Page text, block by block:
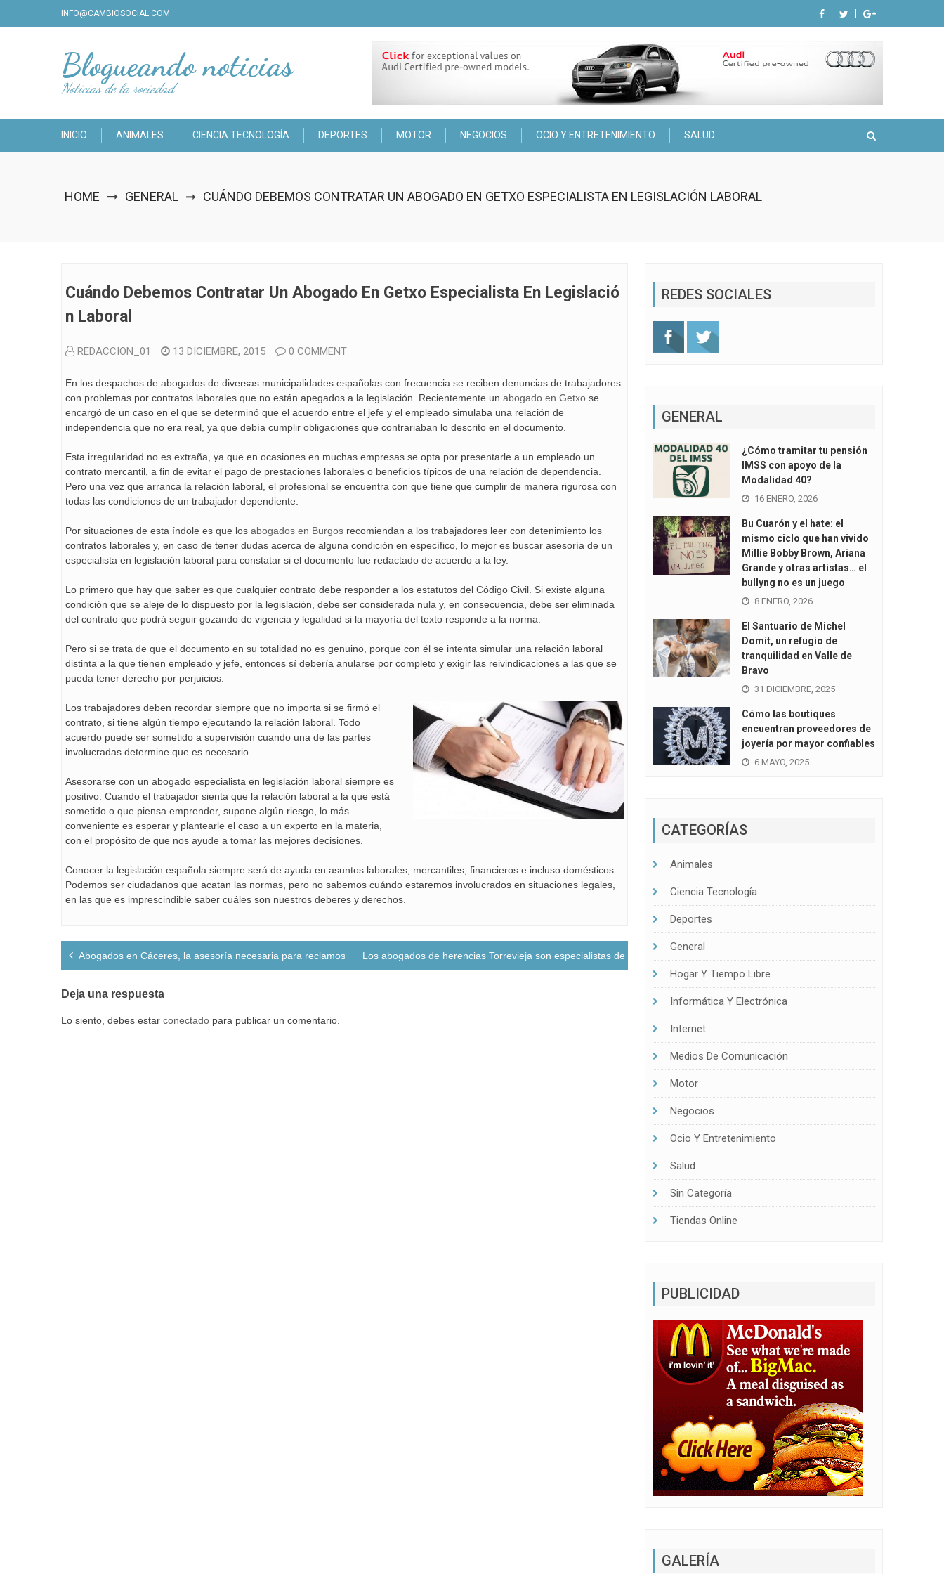
INFO@CAMBIOSOCIAL.COM
Blogueando noticias
Noticias de la sociedad
INICIO ANIMALES CIENCIA TECNOLOGÍA DEPORTES MOTOR NEGOCIOS OCIO Y ENTRETENIMIENTO SALUD
HOME GENERAL ➞ CUÁNDO DEBEMOS CONTRATAR UN ABOGADO EN GETXO ESPECIALISTA EN LEGISLACIÓN LABORAL
Cuándo Debemos Contratar Un Abogado En Getxo Especialista En Legislació
N Laboral
REDACCION_01 13 DICIEMBRE, 2015 0 COMMENT
En los despachos de abogados de diversas municipalidades españolas con frecuencia se reciben denuncias de trabajadores
con problemas por contratos laborales que no están apegados a la legislación. Recientemente un abogado en Getxo se
encargó de un caso en el que se determinó que el acuerdo entre el jefe y el empleado simulaba una relación de
independencia que no era real, ya que debía cumplir obligaciones que contrariaban lo descrito en el documento.
Esta irregularidad no es extraña, ya que en ocasiones en muchas empresas se opta por presentarle a un empleado un
contrato mercantil, a fin de evitar el pago de prestaciones laborales o beneficios típicos de una relación de dependencia.
Pero una vez que arranca la relación laboral, el profesional se encuentra con que tiene que cumplir de manera rigurosa con
todas las condiciones de un trabajador dependiente.
Por situaciones de esta índole es que los abogados en Burgos recomiendan a los trabajadores leer con detenimiento los
contratos laborales y, en caso de tener dudas acerca de alguna condición en específico, lo mejor es buscar asesoría de un
especialista en legislación laboral para constatar si el documento fue redactado de acuerdo a la ley.
Lo primero que hay que saber es que cualquier contrato debe responder a los estatutos del Código Civil. Si existe alguna
condición que se aleje de lo dispuesto por la legislación, debe ser considerada nula y, en consecuencia, debe ser eliminada
del contrato que podrá seguir gozando de vigencia y legalidad si la mayoría del texto responde a la norma.
Pero si se trata de que el documento en su totalidad no es genuino, porque con él se intenta simular una relación laboral
distinta a la que tienen empleado y jefe, entonces sí debería anularse por completo y exigir las reivindicaciones a las que se
pueda tener derecho por perjuicios.
Los trabajadores deben recordar siempre que no importa si se firmó el
contrato, si tiene algún tiempo ejecutando la relación laboral. Todo
acuerdo puede ser sometido a supervisión cuando una de las partes
involucradas determine que es necesario.
Asesorarse con un abogado especialista en legislación laboral siempre es
positivo. Cuando el trabajador sienta que la relación laboral a la que está
sometido o que piensa emprender, supone algún riesgo, lo más
conveniente es esperar y plantearle el caso a un experto en la materia,
con el propósito de que nos ayude a tomar las mejores decisiones.
Conocer la legislación española siempre será de ayuda en asuntos laborales, mercantiles, financieros e incluso domésticos.
Podemos ser ciudadanos que acatan las normas, pero no sabemos cuándo estaremos involucrados en situaciones legales,
en las que es imprescindible saber cuáles son nuestros deberes y derechos.
Navegación
de
entradas
Abogados en Cáceres, la asesoría necesaria para reclamos efectivosLos abogados de herencias Torrevieja son especialistas de calidad en esta materia legal
Deja una respuesta
Lo siento, debes estar conectado para publicar un comentario.
REDES SOCIALES
GENERAL
¿Cómo tramitar tu pensión
IMSS con apoyo de la
Modalidad 40?
16 ENERO, 2026
Bu Cuarón y el hate: el
mismo ciclo que han vivido
Millie Bobby Brown, Ariana
Grande y otras artistas… el
bullyng no es un juego
8 ENERO, 2026
El Santuario de Michel
Domit, un refugio de
tranquilidad en Valle de
Bravo
31 DICIEMBRE, 2025
Cómo las boutiques
encuentran proveedores de
joyería por mayor confiables
6 MAYO, 2025
CATEGORÍAS
Animales
Ciencia Tecnología
Deportes
General
Hogar Y Tiempo Libre
Informática Y Electrónica
Internet
Medios De Comunicación
Motor
Negocios
Ocio Y Entretenimiento
Salud
Sin Categoría
Tiendas Online
PUBLICIDAD
GALERÍA